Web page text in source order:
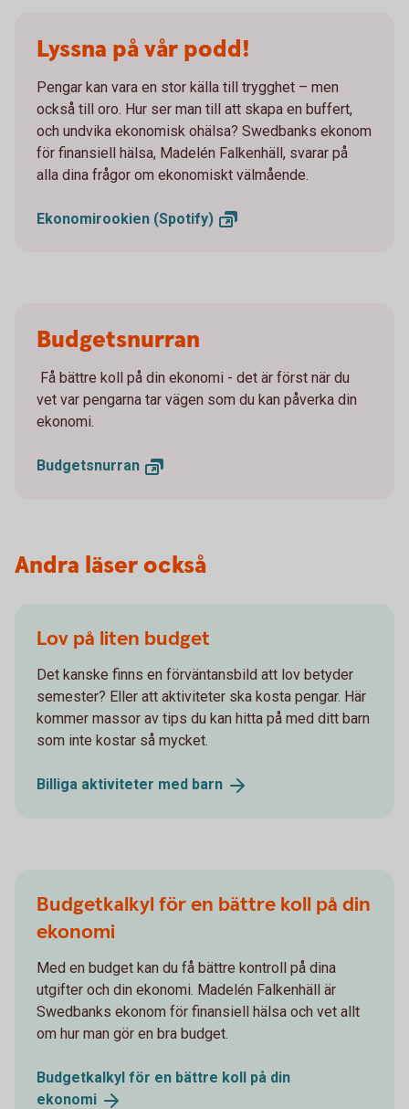
Lyssna på vår podd!
Pengar kan vara en stor källa till trygghet – men
också till oro. Hur ser man till att skapa en buffert,
och undvika ekonomisk ohälsa? Swedbanks ekonom
för finansiell hälsa, Madelén Falkenhäll, svarar på
alla dina frågor om ekonomiskt välmående.
Ekonomirookien (Spotify)
Budgetsnurran
Få bättre koll på din ekonomi - det är först när du
vet var pengarna tar vägen som du kan påverka din
ekonomi.
Budgetsnurran
Andra läser också
Lov på liten budget
Det kanske finns en förväntansbild att lov betyder
semester? Eller att aktiviteter ska kosta pengar. Här
kommer massor av tips du kan hitta på med ditt barn
som inte kostar så mycket.
Billiga aktiviteter med barn
Budgetkalkyl för en bättre koll på din
ekonomi
Med en budget kan du få bättre kontroll på dina
utgifter och din ekonomi. Madelén Falkenhäll är
Swedbanks ekonom för finansiell hälsa och vet allt
om hur man gör en bra budget.
Budgetkalkyl för en bättre koll på din
ekonomi